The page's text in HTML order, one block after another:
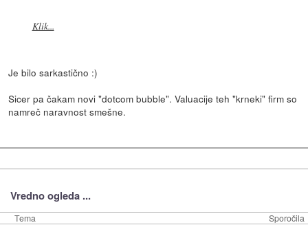
Klik...
Je bilo sarkastično :)
Sicer pa čakam novi "dotcom bubble". Valuacije teh "krneki" firm so
namreč naravnost smešne.
Vredno ogleda ...
Tema Sporočila